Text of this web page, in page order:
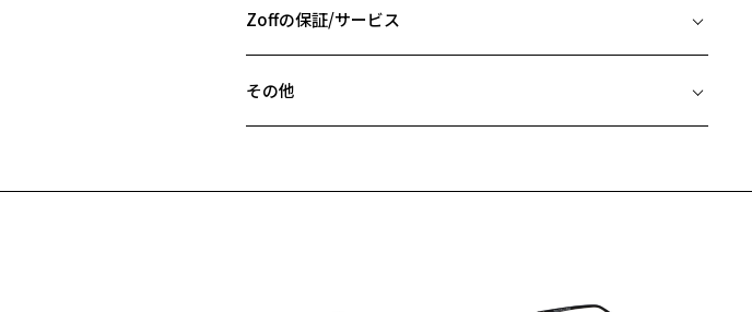
B ブリッジ(鼻部分)の横幅：18mm
フレームとレンズの合計料金を知りたい方へ
Zoffの保証/サービス
その他